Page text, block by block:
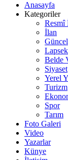
Anasayfa
Kategoriler
Resmî
İlan
Güncel
Belde
Siyaset
Yerel
Turizm
Spor
Tarım
Foto Galeri
Video
Yazarlar
Künye